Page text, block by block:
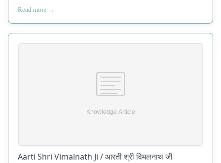
Read more →
Aarti Shri Vimalnath Ji / आरती श्री विमलनाथ जी